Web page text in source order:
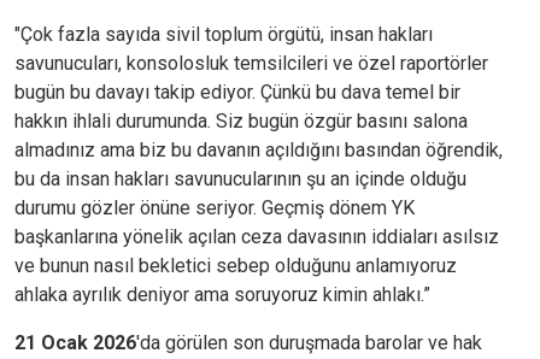
"Çok fazla sayıda sivil toplum örgütü, insan hakları
savunucuları, konsolosluk temsilcileri ve özel raportörler
bugün bu davayı takip ediyor. Çünkü bu dava temel bir
hakkın ihlali durumunda. Siz bugün özgür basını salona
almadınız ama biz bu davanın açıldığını basından öğrendik,
bu da insan hakları savunucularının şu an içinde olduğu
durumu gözler önüne seriyor. Geçmiş dönem YK
başkanlarına yönelik açılan ceza davasının iddiaları asılsız
ve bunun nasıl bekletici sebep olduğunu anlamıyoruz
ahlaka ayrılık deniyor ama soruyoruz kimin ahlakı.”
21 Ocak 2026'da görülen son duruşmada barolar ve hak